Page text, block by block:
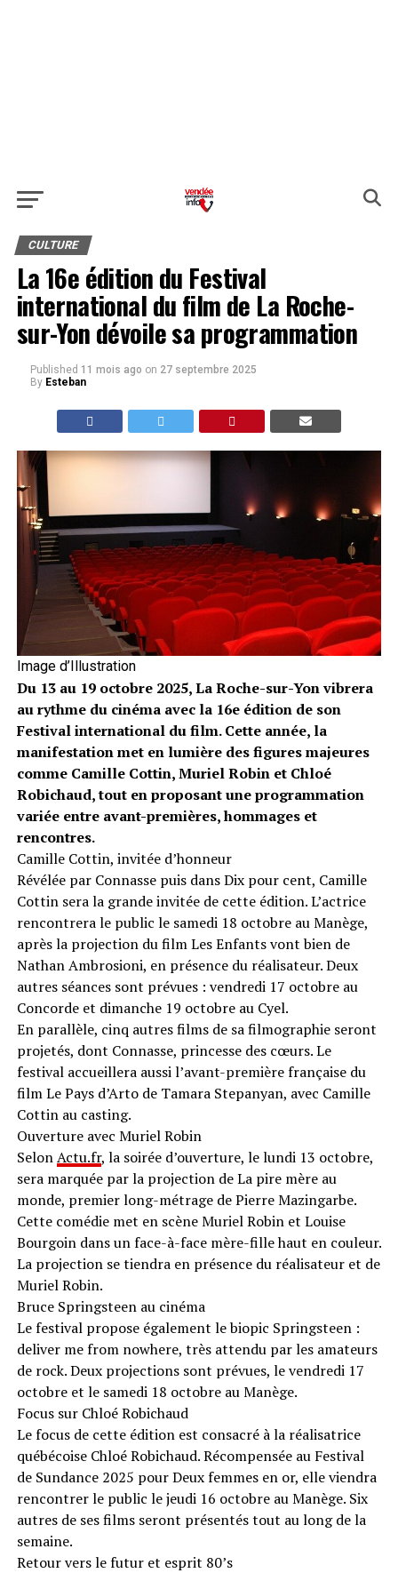
CULTURE
La 16e édition du Festival
international du film de La Roche-
sur-Yon dévoile sa programmation
Published 11 mois ago on 27 septembre 2025
By Esteban
Image d’Illustration
Du 13 au 19 octobre 2025, La Roche-sur-Yon vibrera
au rythme du cinéma avec la 16e édition de son
Festival international du film. Cette année, la
manifestation met en lumière des figures majeures
comme Camille Cottin, Muriel Robin et Chloé
Robichaud, tout en proposant une programmation
variée entre avant-premières, hommages et
rencontres.
Camille Cottin, invitée d’honneur
Révélée par Connasse puis dans Dix pour cent, Camille
Cottin sera la grande invitée de cette édition. L’actrice
rencontrera le public le samedi 18 octobre au Manège,
après la projection du film Les Enfants vont bien de
Nathan Ambrosioni, en présence du réalisateur. Deux
autres séances sont prévues : vendredi 17 octobre au
Concorde et dimanche 19 octobre au Cyel.
En parallèle, cinq autres films de sa filmographie seront
projetés, dont Connasse, princesse des cœurs. Le
festival accueillera aussi l’avant-première française du
film Le Pays d’Arto de Tamara Stepanyan, avec Camille
Cottin au casting.
Ouverture avec Muriel Robin
SelonActu.fr, la soirée d’ouverture, le lundi 13 octobre,
sera marquée par la projection de La pire mère au
monde, premier long-métrage de Pierre Mazingarbe.
Cette comédie met en scène Muriel Robin et Louise
Bourgoin dans un face-à-face mère-fille haut en couleur.
La projection se tiendra en présence du réalisateur et de
Muriel Robin.
Bruce Springsteen au cinéma
Le festival propose également le biopic Springsteen :
deliver me from nowhere, très attendu par les amateurs
de rock. Deux projections sont prévues, le vendredi 17
octobre et le samedi 18 octobre au Manège.
Focus sur Chloé Robichaud
Le focus de cette édition est consacré à la réalisatrice
québécoise Chloé Robichaud. Récompensée au Festival
de Sundance 2025 pour Deux femmes en or, elle viendra
rencontrer le public le jeudi 16 octobre au Manège. Six
autres de ses films seront présentés tout au long de la
semaine.
Retour vers le futur et esprit 80’s